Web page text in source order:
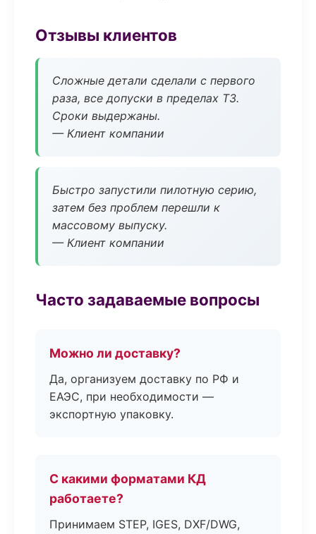
Отзывы клиентов
Сложные детали сделали с первого
раза, все допуски в пределах ТЗ.
Сроки выдержаны.
— Клиент компании
Быстро запустили пилотную серию,
затем без проблем перешли к
массовому выпуску.
— Клиент компании
Часто задаваемые вопросы
Можно ли доставку?
Да, организуем доставку по РФ и
ЕАЭС, при необходимости —
экспортную упаковку.
С какими форматами КД
работаете?
Принимаем STEP, IGES, DXF/DWG,